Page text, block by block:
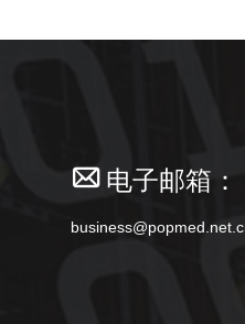
电子邮箱：